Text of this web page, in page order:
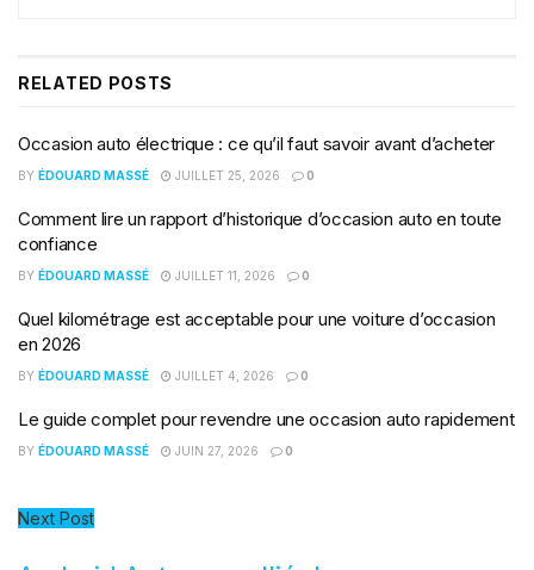
RELATED POSTS
Occasion auto électrique : ce qu’il faut savoir avant d’acheter
BY ÉDOUARD MASSÉ JUILLET 25, 2026 0
Comment lire un rapport d’historique d’occasion auto en toute
confiance
BY ÉDOUARD MASSÉ JUILLET 11, 2026 0
Quel kilométrage est acceptable pour une voiture d’occasion
en 2026
BY ÉDOUARD MASSÉ JUILLET 4, 2026 0
Le guide complet pour revendre une occasion auto rapidement
BY ÉDOUARD MASSÉ JUIN 27, 2026 0
Next Post